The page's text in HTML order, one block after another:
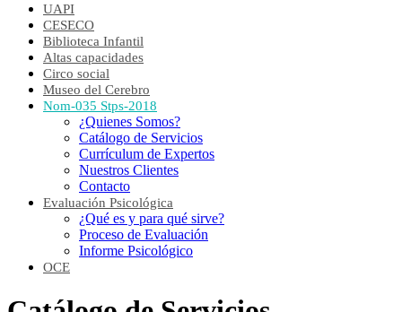
UAPI
CESECO
Biblioteca Infantil
Altas capacidades
Circo social
Museo del Cerebro
Nom-035 Stps-2018
¿Quienes Somos?
Catálogo de Servicios
Currículum de Expertos
Nuestros Clientes
Contacto
Evaluación Psicológica
¿Qué es y para qué sirve?
Proceso de Evaluación
Informe Psicológico
OCE